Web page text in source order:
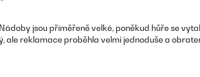
jsou přiměřeně velké, poněkud hůře se
ale reklamace proběhla velmi jednoduše a